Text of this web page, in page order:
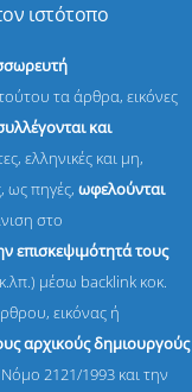
ιστότοπο
τα άρθρα, εικόνες
και
ελληνικές και μη,
ως πηγές,ωφελούνται
στο
επισκεψιμότητά τους
μέσω backlink κοκ.
εικόνας ή
αρχικούς δημιουργούς
2121/1993 και την